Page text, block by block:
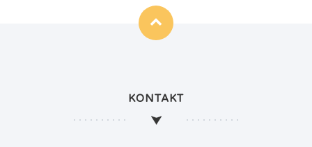
KONTAKT